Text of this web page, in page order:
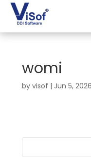
womi
by visof | Jun 5, 2026